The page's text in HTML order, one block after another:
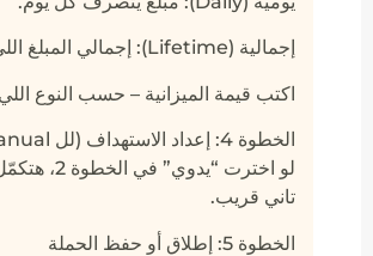
إجمالية (Lifetime): إجمالي المبلغ اللي هيتصرف طول مدة الحملة.
اكتب قيمة الميزانية – حسب النوع اللي اخترته، زي مثلًا 500
الخطوة 4: إعداد الاستهداف (لل Manual بس)
تاني قريب.
الخطوة 5: إطلاق أو حفظ الحملة